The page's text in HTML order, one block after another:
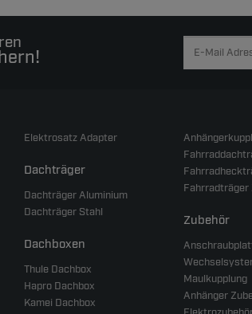
Elektrosatz Adapter
Dachträger
Dachträger Aluminium
Dachträger Stahl
Dachboxen
Thule Dachbox
Hapro Dachbox
Kamei Dachbox
Fahrradträger
Zubehör
Maulkupplung
Anhänger